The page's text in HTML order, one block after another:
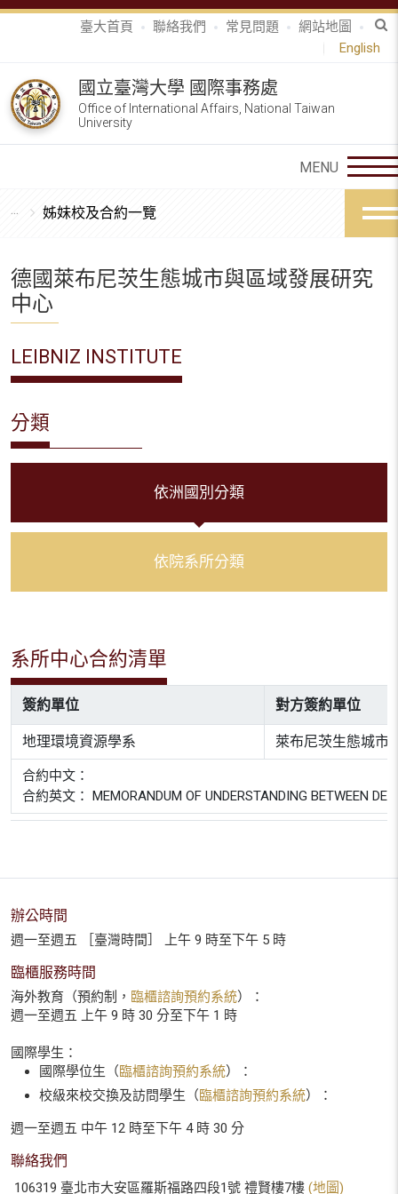
臺大首頁 聯絡我們 常見問題
網站地圖
English
國立臺灣大學 國際事務處
Office of International Affairs, National Taiwan
University
姊妹校及合約一覽
德國萊布尼茨生態城市與區域發展研究
中心
LEIBNIZ INSTITUTE
分類
依洲國別分類
依院系所分類
系所中心合約清單
簽約單位 對方簽約單位
地理環境資源學系 萊布尼茨生態城市
合約中文：
合約英文： MEMORANDUM OF UNDERSTANDING BETWEEN
辦公時間
週一至週五 ［臺灣時間］ 上午 9 時至下午 5 時
臨櫃服務時間
海外教育（預約制， 臨櫃諮詢預約系統）：
週一至週五 上午 9 時 30 分至下午 1 時
國際學生：
國際學位生（臨櫃諮詢預約系統）：
校級來校交換及訪問學生（臨櫃諮詢預約系統）：
週一至週五 中午 12 時至下午 4 時 30 分
聯絡我們
106319 臺北市大安區羅斯福路四段1號 禮賢樓7樓 (地圖)